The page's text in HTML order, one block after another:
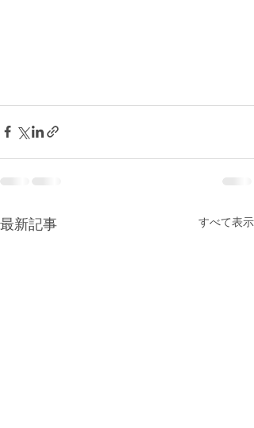
最新記事 すべて表示